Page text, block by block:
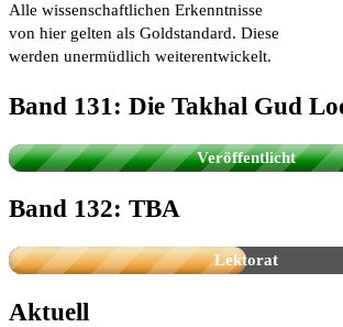
Alle wissenschaftlichen Erkenntnisse
von hier gelten als Goldstandard. Diese
werden unermüdlich weiterentwickelt.
Universum
Band 131: Die Takhal Gud
Veröffentlicht
Band 132: TBA
Lektorat
Aktuell